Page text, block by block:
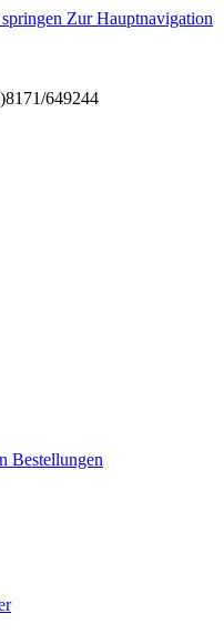
Zur Hauptnavigation
649244
Bestellungen